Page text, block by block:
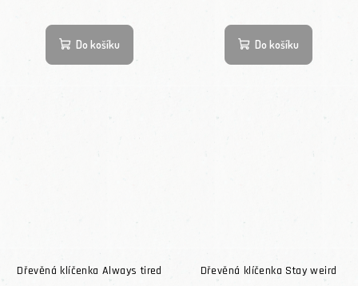
Do košíku Do košíku
Dřevěná klíčenka Always tired Dřevěná klíčenka Stay weird